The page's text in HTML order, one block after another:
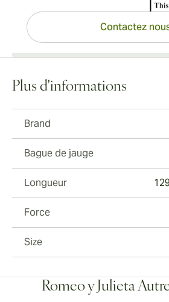
Contactez
Plus d'informations
Brand
Bague de jauge
Longueur
Force
Size
Romeo y Julieta